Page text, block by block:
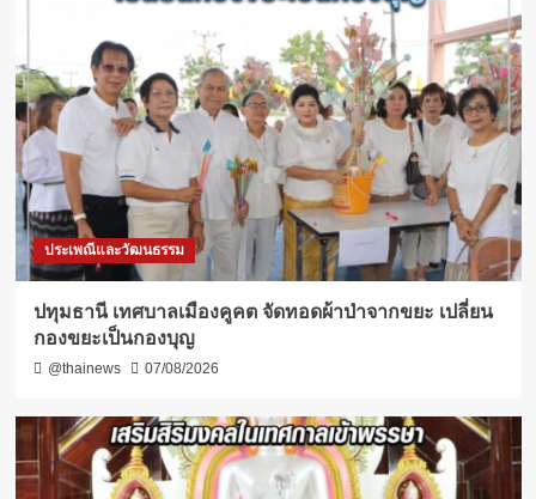
ประเพณีและวัฒนธรรม
ปทุมธานี เทศบาลเมืองคูคต จัดทอดผ้าป่าจากขยะ เปลี่ยน
กองขยะเป็นกองบุญ
@thainews 07/08/2026